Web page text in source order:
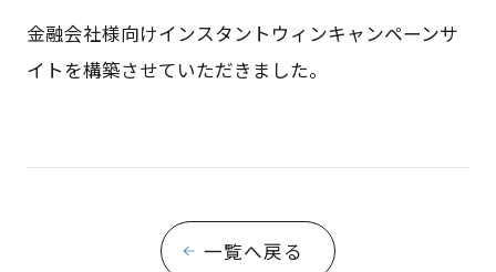
金融会社様向けインスタントウィンキャンペーンサ
イトを構築させていただきました。
一覧へ戻る